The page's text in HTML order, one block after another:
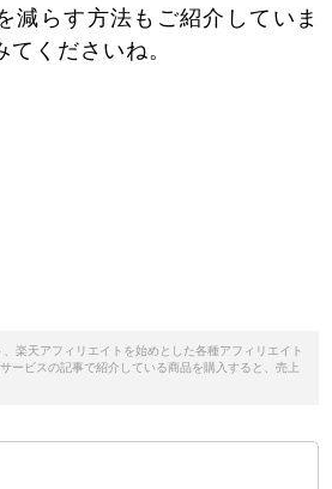
減らす方法もご紹介していま
くださいね。
、楽天アフィリエイトを始めとした各種アフィリエイト
ービスの記事で紹介している商品を購入すると、売上